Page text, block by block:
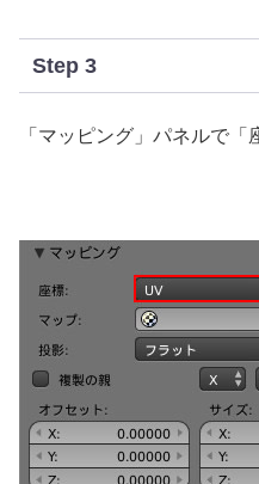
Step 3
「マッピング」パネルで「